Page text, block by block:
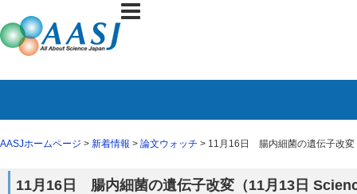
AASJホームページ > 新着情報 > 論文ウォッチ > 11月16日 腸内細菌の遺伝子改変
11月16日 腸内細菌の遺伝子改変（11月13日